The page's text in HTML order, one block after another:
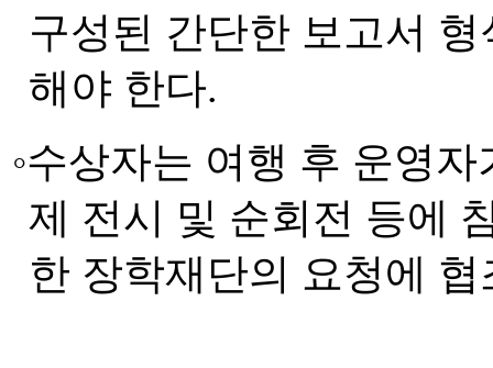
구성된 간단한 보고서
해야 한다.
◦수상자는 여행 후 운영
제 전시 및 순회전 등에
한 장학재단의 요청에